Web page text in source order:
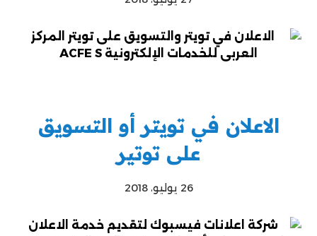
الاعلان في تويتر أو التسويق
على توتير
26 يوليو، 2018